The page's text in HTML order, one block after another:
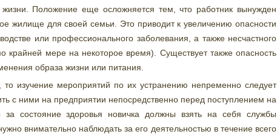
Положение еще осложняется тем, что работник вынужден
жилище для своей семьи. Это приводит к увеличению опасности
или профессионального заболевания, а также несчастного
крайней мере на некоторое время). Существует также опасность
образа жизни или питания.
то изучение мероприятий по их устранению непременно следует
с ними на предприятии непосредственно перед поступлением на
за состояние здоровья новичка должны взять на себя службы
внимательно наблюдать за его деятельностью в течение всего